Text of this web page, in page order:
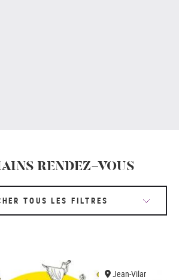
RENDEZ-VOUS
TOUS LES FILTRES
Jean-Vilar